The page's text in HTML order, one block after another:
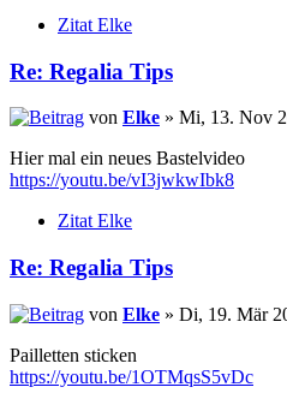
Zitat Elke
Re: Regalia Tips
von Elke » Mi, 13. Nov
Hier mal ein neues Bastelvideo
https://youtu.be/vI3jwkwIbk8
Zitat Elke
Re: Regalia Tips
von Elke » Di, 19. Mär
Pailletten sticken
https://youtu.be/1OTMqsS5vDc